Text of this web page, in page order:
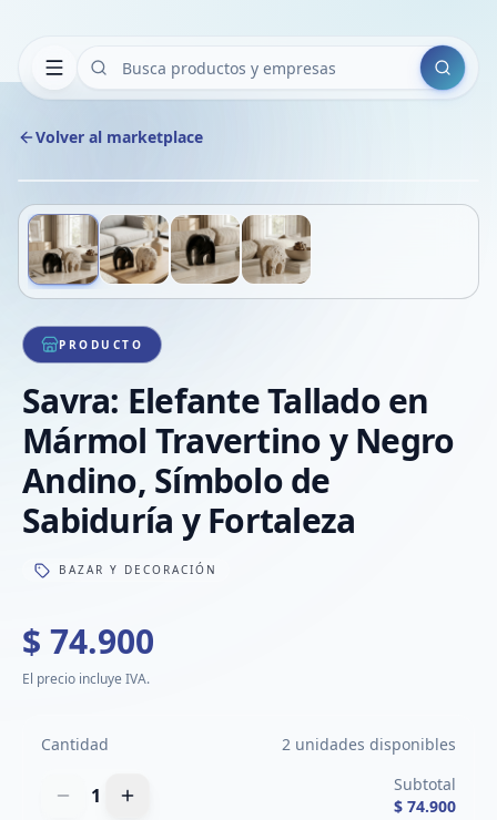
Buscar
Volver al marketplace
1/4
PRODUCTO
Savra: Elefante Tallado en
Mármol Travertino y Negro
Andino, Símbolo de
Sabiduría y Fortaleza
BAZAR Y DECORACIÓN
$ 74.900
El precio incluye IVA.
Cantidad 2 unidades disponibles
1
Subtotal
$ 74.900